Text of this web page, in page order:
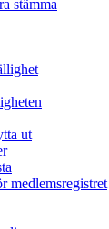
stämma
ut
medlemsregistret